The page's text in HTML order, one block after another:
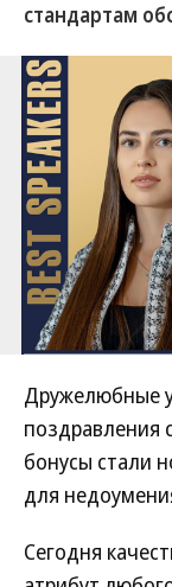
стандартам
Дружелюбные
поздравления
бонусы стали
для
Сегодня